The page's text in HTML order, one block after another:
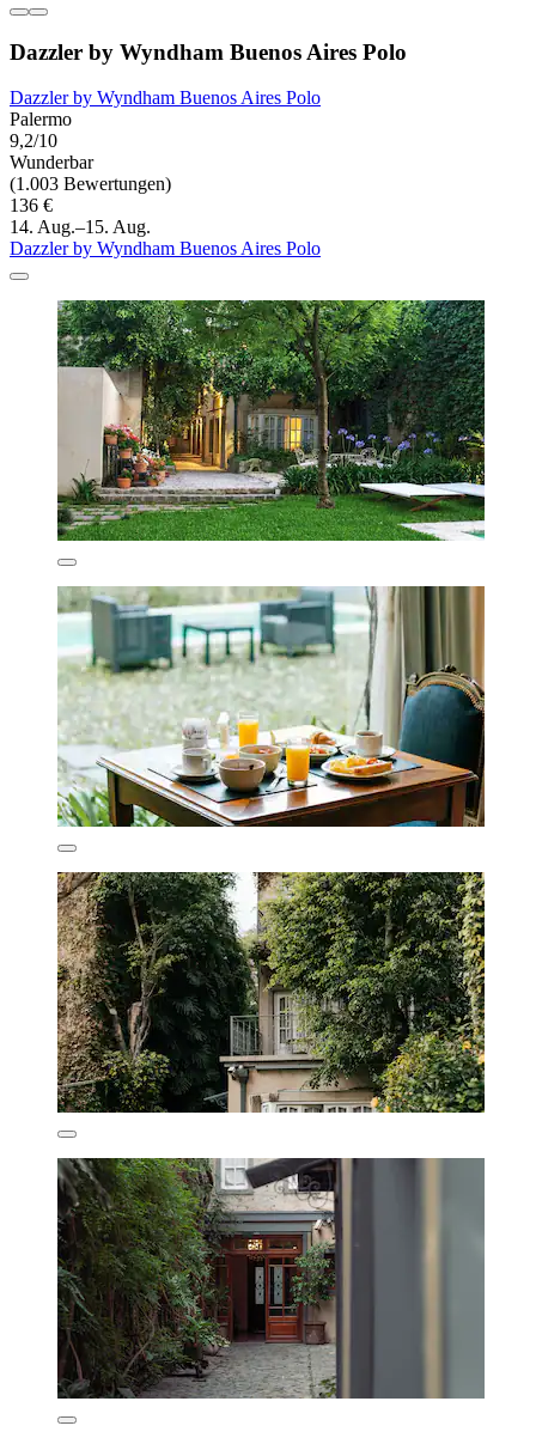
Dazzler by Wyndham Buenos Aires Polo
Dazzler by Wyndham Buenos Aires Polo
Palermo
9,2/10
Wunderbar
(1.003 Bewertungen)
136 €
14. Aug.–15. Aug.
Dazzler by Wyndham Buenos Aires Polo